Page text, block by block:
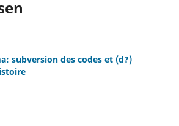
subversion des codes et (d?)